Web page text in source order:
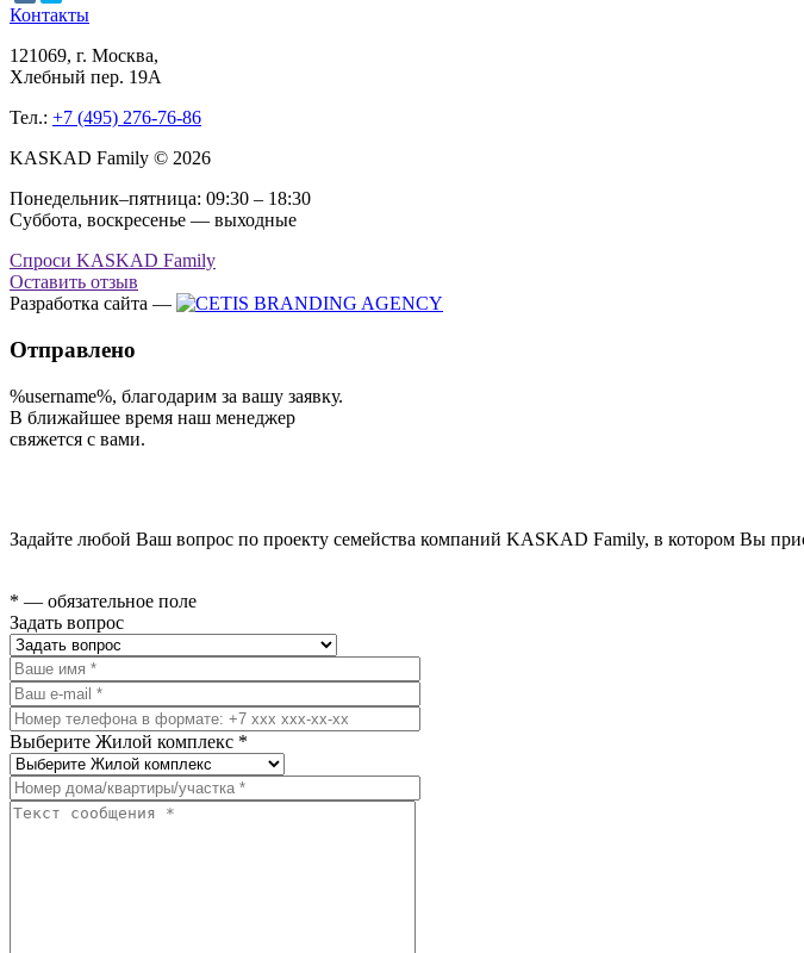
Контакты
121069, г. Москва,
Хлебный пер. 19А
Тел.: +7 (495) 276-76-86
KASKAD Family © 2026
Понедельник–пятница: 09:30 – 18:30
Суббота, воскресенье — выходные
Спроси KASKAD Family
Оставить отзыв
Разработка сайта —
Отправлено
%username%, благодарим за вашу заявку.
В ближайшее время наш менеджер
свяжется с вами.
Задайте любой Ваш вопрос по проекту семейства компаний KASKAD Family, в котором Вы
* — обязательное поле
Задать вопрос
Выберите Жилой комплекс *